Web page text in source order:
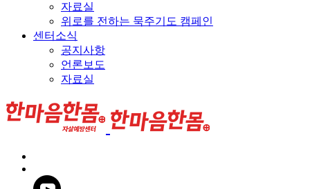
자료실
위로를 전하는 묵주기도 캠페인
센터소식
공지사항
언론보도
자료실